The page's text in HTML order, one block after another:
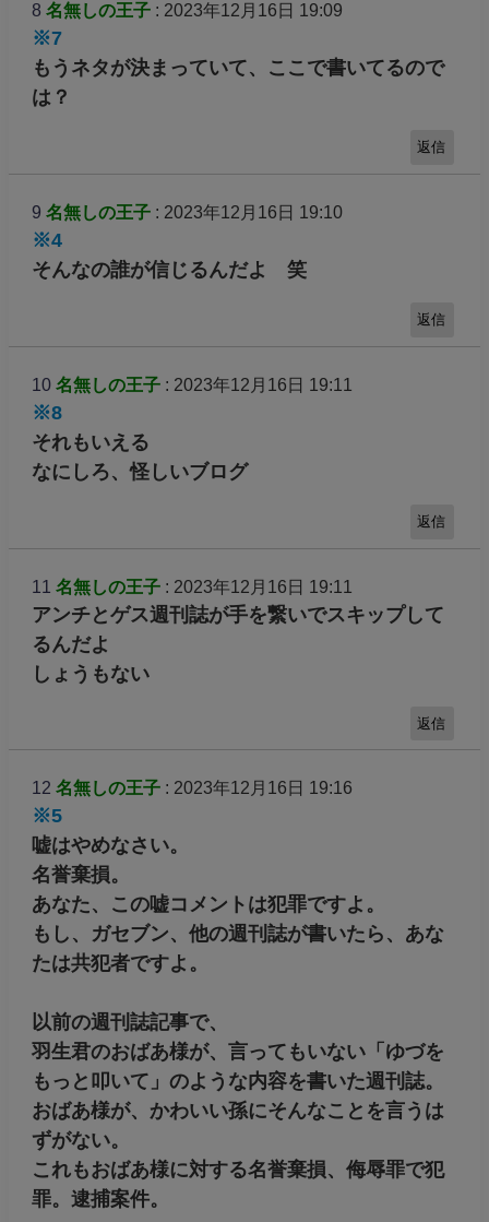
8 名無しの王子: 2023年12月16日 19:09
※7
もうネタが決まっていて、ここで書いてるので
は？
返信
9 名無しの王子: 2023年12月16日 19:10
※4
そんなの誰が信じるんだよ 笑
返信
10 名無しの王子: 2023年12月16日 19:11
※8
それもいえる
なにしろ、怪しいブログ
返信
11 名無しの王子: 2023年12月16日 19:11
アンチとゲス週刊誌が手を繋いでスキップして
るんだよ
しょうもない
返信
12 名無しの王子: 2023年12月16日 19:16
※5
嘘はやめなさい。
名誉棄損。
あなた、この嘘コメントは犯罪ですよ。
もし、ガセブン、他の週刊誌が書いたら、あな
たは共犯者ですよ。
以前の週刊誌記事で、
羽生君のおばあ様が、言ってもいない「ゆづを
もっと叩いて」のような内容を書いた週刊誌。
おばあ様が、かわいい孫にそんなことを言うは
ずがない。
これもおばあ様に対する名誉棄損、侮辱罪で犯
罪。逮捕案件。